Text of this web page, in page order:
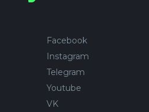
Facebook
Instagram
Telegram
Youtube
VK